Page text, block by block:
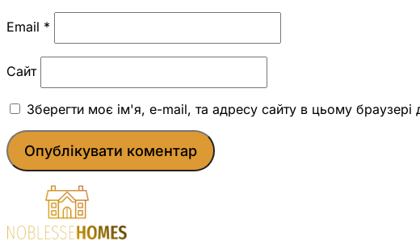
Email *
Сайт
Зберегти моє ім'я, e-mail, та адресу сайту в цьому браузері